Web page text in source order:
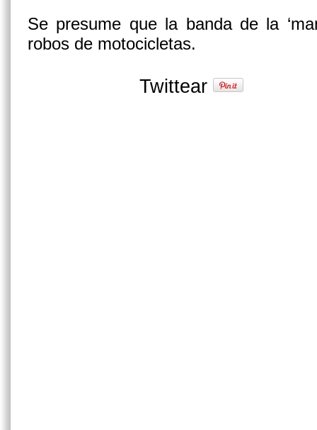
Se presume que la banda de la
robos de motocicletas.
Twittear